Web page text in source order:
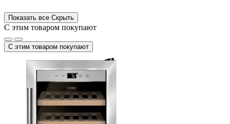
Показать все Скрыть
С этим товаром покупают
С этим товаром покупают